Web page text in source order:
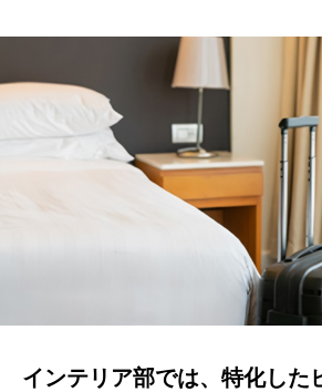
インテリア部では、特化した